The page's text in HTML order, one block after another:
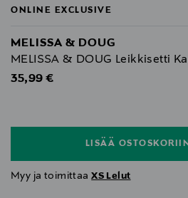
ONLINE EXCLUSIVE
MELISSA & DOUG
MELISSA & DOUG Leikkisetti
Original Price
35,99 €
LISÄÄ
Myy ja toimittaaXS Lelut